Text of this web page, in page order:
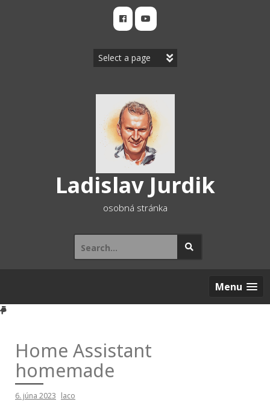
Ladislav Jurdik
osobná stránka
Search
for:
Menu
Home Assistant
homemade
6. júna 2023 laco